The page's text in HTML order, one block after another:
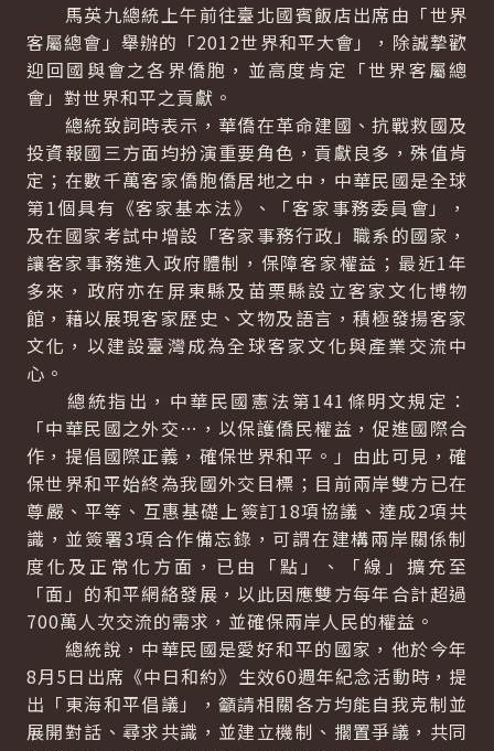
馬英九總統上午前往臺北國賓飯店出席由「世界
客屬總會」舉辦的「2012世界和平大會」，除誠摯歡
迎回國與會之各界僑胞，並高度肯定「世界客屬總
會」對世界和平之貢獻。
總統致詞時表示，華僑在革命建國、抗戰救國及
投資報國三方面均扮演重要角色，貢獻良多，殊值肯
定；在數千萬客家僑胞僑居地之中，中華民國是全球
第1個具有《客家基本法》、「客家事務委員會」，
及在國家考試中增設「客家事務行政」職系的國家，
讓客家事務進入政府體制，保障客家權益；最近1年
多來，政府亦在屏東縣及苗栗縣設立客家文化博物
館，藉以展現客家歷史、文物及語言，積極發揚客家
文化，以建設臺灣成為全球客家文化與產業交流中
心。
總統指出，中華民國憲法第141條明文規定：
「中華民國之外交…，以保護僑民權益，促進國際合
作，提倡國際正義，確保世界和平。」由此可見，確
保世界和平始終為我國外交目標；目前兩岸雙方已在
尊嚴、平等、互惠基礎上簽訂18項協議、達成2項共
識，並簽署3項合作備忘錄，可謂在建構兩岸關係制
度化及正常化方面，已由「點」、「線」擴充至
「面」的和平網絡發展，以此因應雙方每年合計超過
700萬人次交流的需求，並確保兩岸人民的權益。
總統說，中華民國是愛好和平的國家，他於今年
8月5日出席《中日和約》生效60週年紀念活動時，提
出「東海和平倡議」，籲請相關各方均能自我克制並
展開對話、尋求共識，並建立機制、擱置爭議，共同